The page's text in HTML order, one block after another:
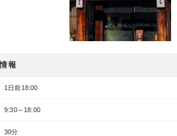
報
1日前18:00
9:30～18:00
30分